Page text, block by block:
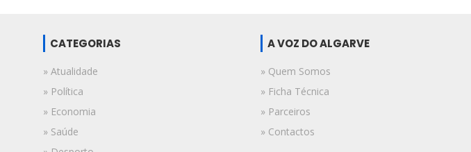
CATEGORIAS
» Atualidade
» Política
» Economia
» Saúde
A VOZ DO ALGARVE
» Quem Somos
» Ficha Técnica
» Parceiros
» Contactos